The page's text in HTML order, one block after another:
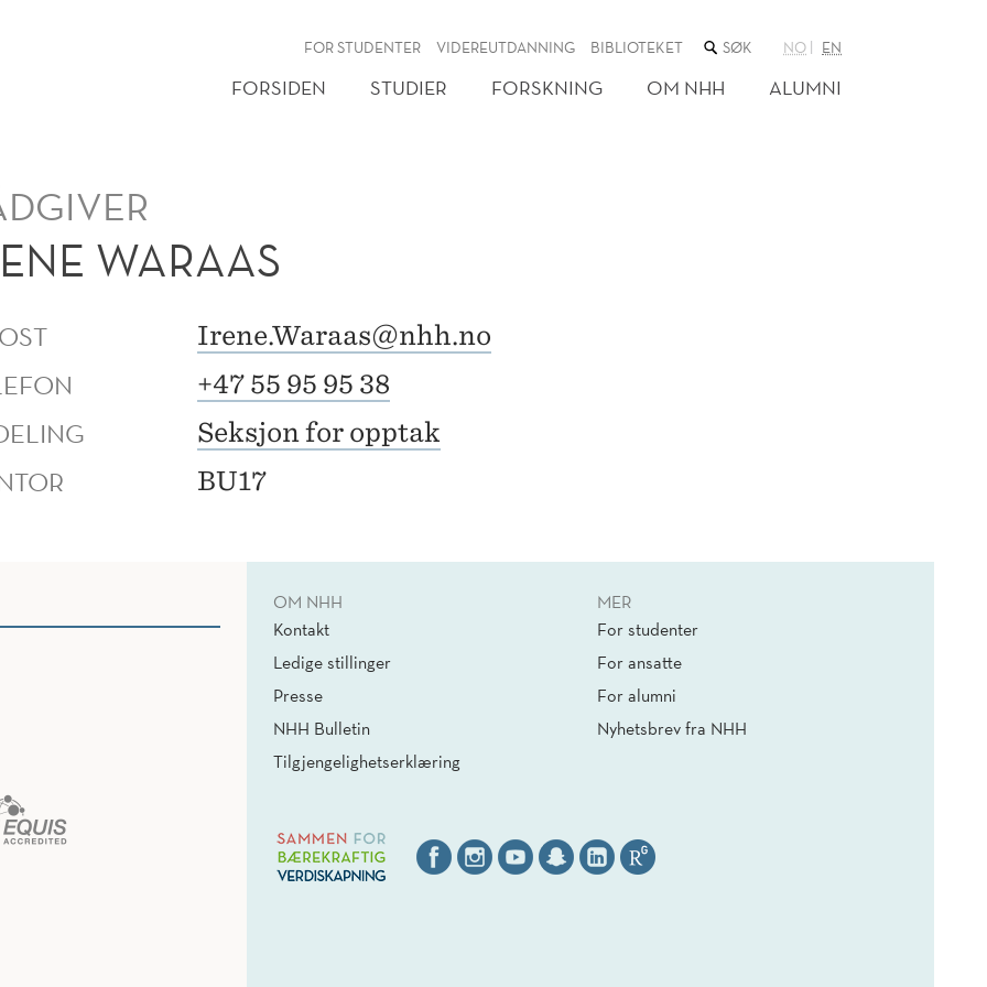
FOR STUDENTER VIDEREUTDANNING BIBLIOTEKET SØK
NETTSTEDET
NO EN
FORSIDEN STUDIER FORSKNING OM NHH ALUMNI
WARAAS
Irene.Waraas@nhh.no
+47 55 95 95 38
Seksjon for opptak
BU17
OM NHH
Kontakt
Ledige stillinger
Presse
NHH Bulletin
Tilgjengelighetserklæring
MER
For studenter
For ansatte
For alumni
Nyhetsbrev fra NHH